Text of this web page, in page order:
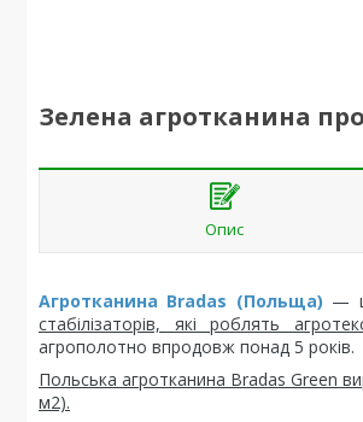
Зелена агротканина
Опис
Агротканина Bradas (Польща) —
стабілізаторів, які роблять
агрополотно впродовж понад 5 років.
Польська агротканина Bradas Green
м2).